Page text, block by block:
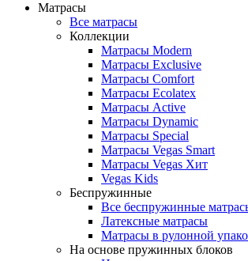
Матрасы
Все матрасы
Коллекции
Матрасы Modern
Матрасы Exclusive
Матрасы Comfort
Матрасы Ecolatex
Матрасы Active
Матрасы Dynamic
Матрасы Special
Матрасы Vegas Smart
Матрасы Vegas Хит
Vegas Kids
Беспружинные
Все беспружинные
Латексные матрасы
Матрасы в рулонной
На основе пружинных блоков